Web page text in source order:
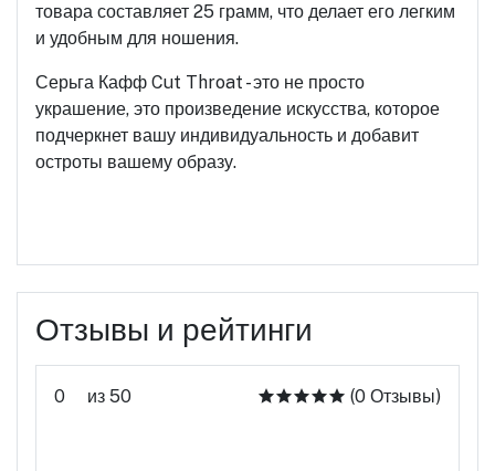
товара составляет 25 грамм, что делает его легким
и удобным для ношения.
Серьга Кафф Cut Throat - это не просто
украшение, это произведение искусства, которое
подчеркнет вашу индивидуальность и добавит
остроты вашему образу.
Отзывы и рейтинги
0 из 50 (0 Отзывы)